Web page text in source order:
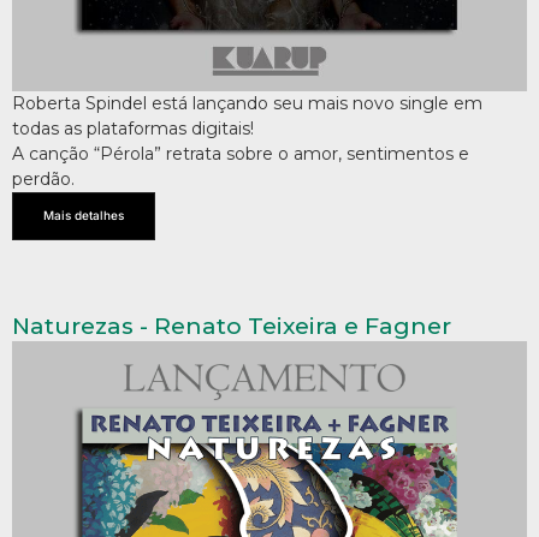
Roberta Spindel está lançando seu mais novo single em
todas as plataformas digitais!
A canção “Pérola” retrata sobre o amor, sentimentos e
perdão.
Mais detalhes
Naturezas - Renato Teixeira e Fagner